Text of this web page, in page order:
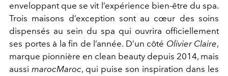
enveloppant que se vit l’expérience bien-être du spa.
Trois maisons d’exception sont au cœur des soins
dispensés au sein du spa qui ouvrira officiellement
ses portes à la fin de l’année. D’un côté Olivier Claire,
marque pionnière en clean beauty depuis 2014, mais
aussi marocMaroc, qui puise son inspiration dans les